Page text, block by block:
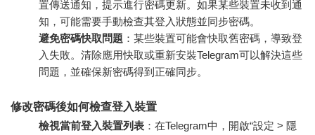
置傳送通知，提示進行密碼更新。如果某些裝置未收到通
知，可能需要手動檢查其登入狀態並同步密碼。
避免密碼快取問題 ：某些裝置可能會快取舊密碼，導致登
入失敗。清除應用快取或重新安裝Telegram可以解決這些
問題，並確保新密碼得到正確同步。
修改密碼後如何檢查登入裝置
檢視當前登入裝置列表 ：在Telegram中，開啟“設定 > 隱